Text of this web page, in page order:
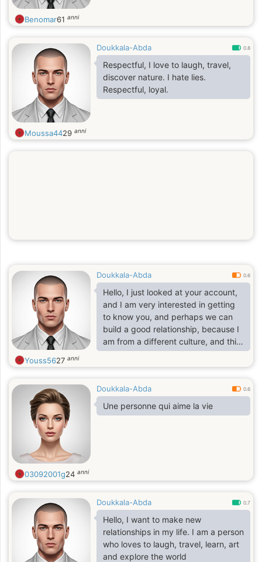
Benomar61 anni
Doukkala-Abda 0.8
Respectful, I love to laugh, travel,
discover nature. I hate lies.
Respectful, loyal.
Moussa4429 anni
Doukkala-Abda 0.6
Hello, I just looked at your account,
and I am very interested in getting
to know you, and perhaps we can
build a good relationship, because I
am from a different culture, and this
makes me very happy, and I
respectfully await your reply.
Youss5627 anni
Doukkala-Abda 0.6
Une personne qui aime la vie
03092001g24 anni
Doukkala-Abda 0.7
Hello, I want to make new
relationships in my life. I am a person
who loves to laugh, travel, learn, art
and explore the world